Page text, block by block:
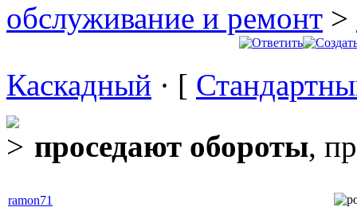
обслуживание и ремонт >
Каскадный · [
проседают обороты,
ramon71